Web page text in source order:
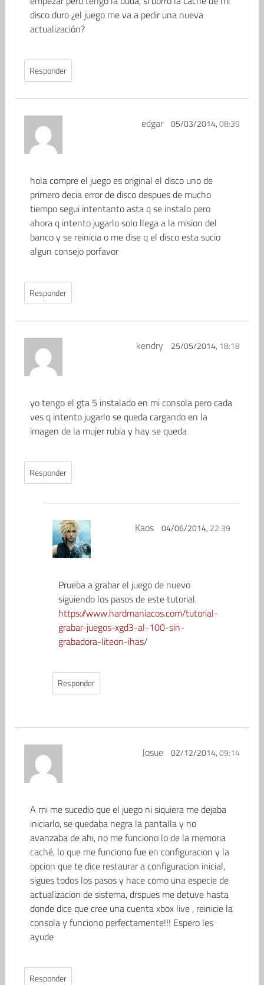
disco duro ¿el juego me va a pedir una nueva
actualización?
Responder
edgar 05/03/2014,08:39
hola compre el juego es original el disco uno de
primero decia error de disco despues de mucho
tiempo segui intentanto asta q se instalo pero
ahora q intento jugarlo solo llega a la mision del
banco y se reinicia o me dise q el disco esta sucio
algun consejo porfavor
Responder
kendry 25/05/2014, 18:18
yo tengo el gta 5 instalado en mi consola pero cada
ves q intento jugarlo se queda cargando en la
imagen de la mujer rubia y hay se queda
Responder
Kaos 04/06/2014, 22:39
Prueba a grabar el juego de nuevo
siguiendo los pasos de este tutorial.
https://www.hardmaniacos.com/tutorial-
grabar-juegos-xgd3-al-100-sin-
grabadora-liteon-ihas/
Responder
Josue 02/12/2014,09:14
A mi me sucedio que el juego ni siquiera me dejaba
iniciarlo, se quedaba negra la pantalla y no
avanzaba de ahi, no me funciono lo de la memoria
caché, lo que me funciono fue en configuracion y la
opcion que te dice restaurar a configuracion inicial,
sigues todos los pasos y hace como una especie de
actualizacion de sistema, drspues me detuve hasta
donde dice que cree una cuenta xbox live , reinicie la
consola y funciono perfectamente!!! Espero les
ayude
Responder